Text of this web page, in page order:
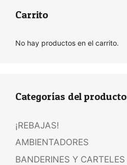
Carrito
No hay productos en el carrito.
Categorías del producto
¡REBAJAS!
AMBIENTADORES
BANDERINES Y CARTELES